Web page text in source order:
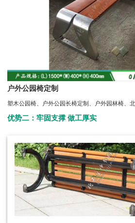
户外公园椅定制
塑木公园椅、户外公园长椅定制、户外园林椅、
优势二：牢固支撑 做工厚实